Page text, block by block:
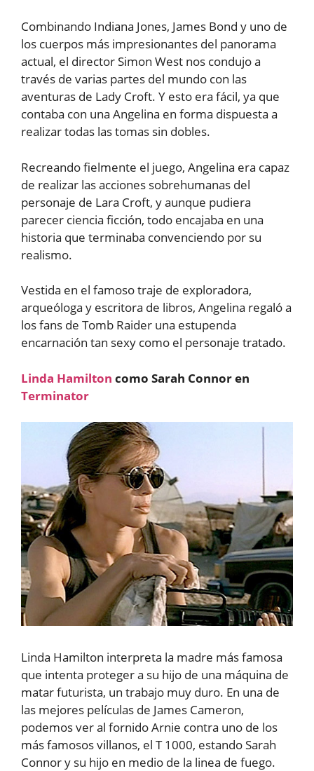
Combinando Indiana Jones, James Bond y uno de
los cuerpos más impresionantes del panorama
actual, el director Simon West nos condujo a
través de varias partes del mundo con las
aventuras de Lady Croft. Y esto era fácil, ya que
contaba con una Angelina en forma dispuesta a
realizar todas las tomas sin dobles.
Recreando fielmente el juego, Angelina era capaz
de realizar las acciones sobrehumanas del
personaje de Lara Croft, y aunque pudiera
parecer ciencia ficción, todo encajaba en una
historia que terminaba convenciendo por su
realismo.
Vestida en el famoso traje de exploradora,
arqueóloga y escritora de libros, Angelina regaló a
los fans de Tomb Raider una estupenda
encarnación tan sexy como el personaje tratado.
Linda Hamilton como Sarah Connor en
Terminator
Linda Hamilton interpreta la madre más famosa
que intenta proteger a su hijo de una máquina de
matar futurista, un trabajo muy duro. En una de
las mejores películas de James Cameron,
podemos ver al fornido Arnie contra uno de los
más famosos villanos, el T 1000, estando Sarah
Connor y su hijo en medio de la linea de fuego.